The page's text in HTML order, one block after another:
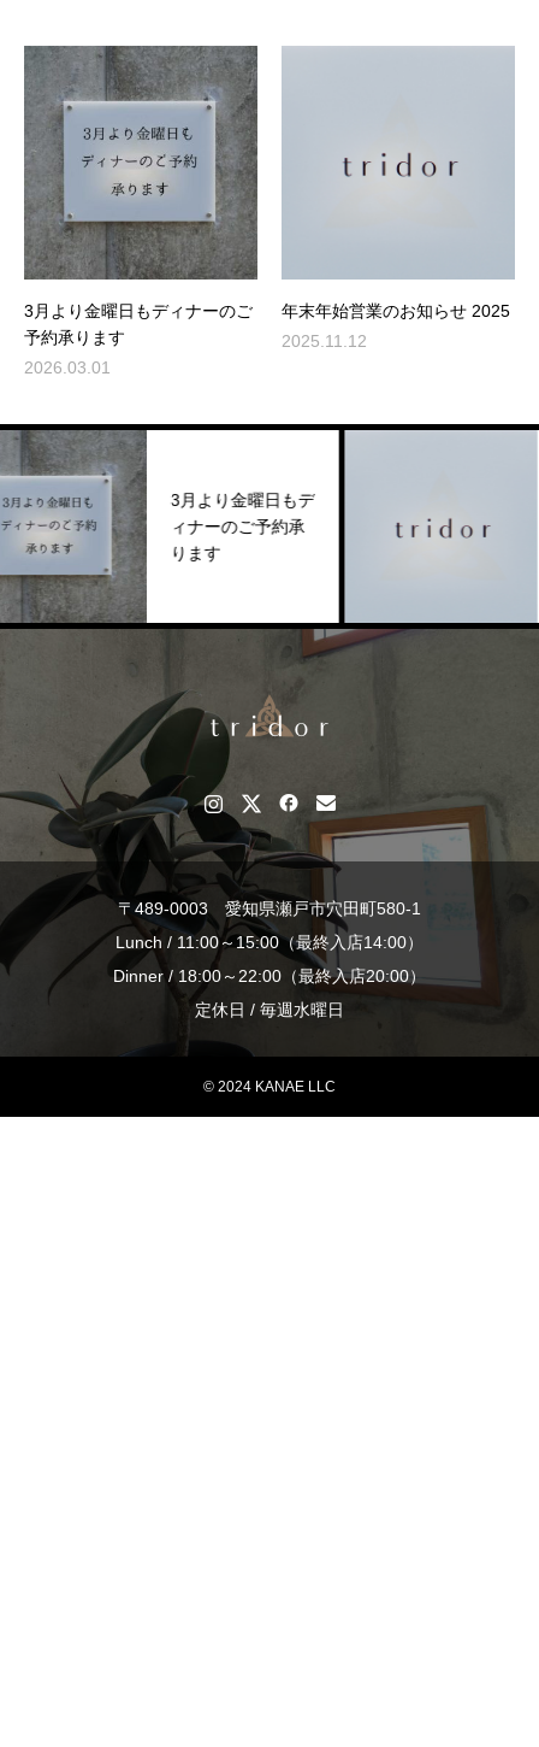
3月より金曜日もディナーのご
予約承ります
2026.03.01
年末年始営業のお知らせ 2025
2025.11.12
3月より金曜日もデ
ィナーのご予約承
ります
〒489-0003 愛知県瀬戸市穴田町580-1
Lunch / 11:00～15:00（最終入店14:00）
Dinner / 18:00～22:00（最終入店20:00）
定休日 / 毎週水曜日
© 2024 KANAE LLC